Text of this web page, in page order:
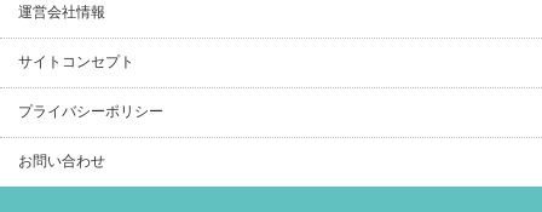
運営会社情報
サイトコンセプト
プライバシーポリシー
お問い合わせ